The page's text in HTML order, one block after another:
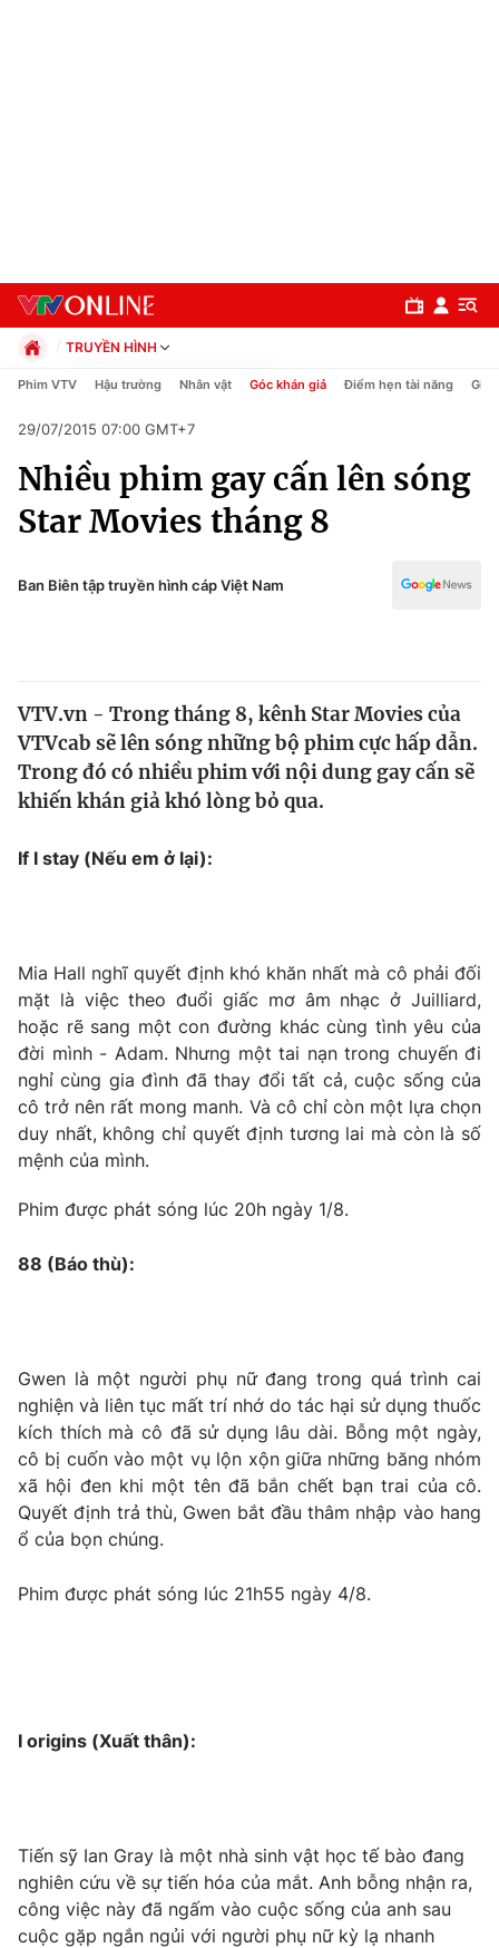
Chuyên mục
Chính trị
Thế giới
Tin tức
Thế giới đó đây
Tài chính
Góc doanh nghiệp
Phim VTV
Hậu trường
Nhân vật
Khán giả
Giải trí
Điện ảnh
Âm nhạc
Sao
Đời sống
Du lịch
Chất lượng cuộc sống
Giáo dục
Tuyển sinh
Công nghệ
Hitech Công nghệ tương lai
Tư vấn
Giao lưu trực tuyến
Chuyên mục khác
Emagazine Podcast
Photo
Video Shorts video
VTV Sức khoẻ
VTV4 Vươn mình bằng AI
VTV9 VTV8
TRUYỀN HÌNH
Chính trị
Pháp luật
Kinh tế
Thể thao
Truyền hình
Y tế
Phim VTV Hậu trường Nhân vật Góc khán giả Điểm hẹn tài năng Giải
29/07/2015 07:00 GMT+7
Nhiều phim gay cấn lên sóng
Star Movies tháng 8
Ban Biên tập truyền hình cáp Việt Nam
VTV.vn - Trong tháng 8, kênh Star Movies của
VTVcab sẽ lên sóng những bộ phim cực hấp dẫn.
Trong đó có nhiều phim với nội dung gay cấn sẽ
khiến khán giả khó lòng bỏ qua.
If I stay (Nếu em ở lại):
Mia Hall nghĩ quyết định khó khăn nhất mà cô phải đối
mặt là việc theo đuổi giấc mơ âm nhạc ở Juilliard,
hoặc rẽ sang một con đường khác cùng tình yêu của
đời mình - Adam. Nhưng một tai nạn trong chuyến đi
nghỉ cùng gia đình đã thay đổi tất cả, cuộc sống của
cô trở nên rất mong manh. Và cô chỉ còn một lựa chọn
duy nhất, không chỉ quyết định tương lai mà còn là số
mệnh của mình.
Phim được phát sóng lúc 20h ngày 1/8.
88 (Báo thù):
Gwen là một người phụ nữ đang trong quá trình cai
nghiện và liên tục mất trí nhớ do tác hại sử dụng thuốc
kích thích mà cô đã sử dụng lâu dài. Bỗng một ngày,
cô bị cuốn vào một vụ lộn xộn giữa những băng nhóm
xã hội đen khi một tên đã bắn chết bạn trai của cô.
Quyết định trả thù, Gwen bắt đầu thâm nhập vào hang
ổ của bọn chúng.
Phim được phát sóng lúc 21h55 ngày 4/8.
I origins (Xuất thân):
Tiến sỹ Ian Gray là một nhà sinh vật học tế bào đang
nghiên cứu về sự tiến hóa của mắt. Anh bỗng nhận ra,
công việc này đã ngấm vào cuộc sống của anh sau
cuộc gặp ngắn ngủi với người phụ nữ kỳ lạ nhanh